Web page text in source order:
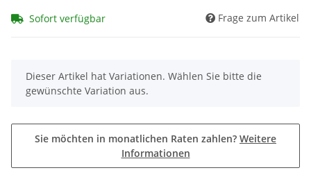
Sofort verfügbar Frage zum Artikel
x
Dieser Artikel hat Variationen. Wählen Sie bitte die
gewünschte Variation aus.
Sie möchten in monatlichen Raten zahlen? Weitere
Informationen